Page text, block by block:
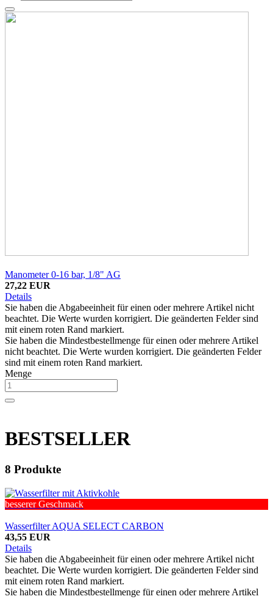
Manometer 0-16 bar, 1/8" AG
27,22 EUR
Details
Sie haben die Abgabeeinheit für einen oder mehrere Artikel nicht
beachtet. Die Werte wurden korrigiert. Die geänderten Felder sind
mit einem roten Rand markiert.
Sie haben die Mindestbestellmenge für einen oder mehrere Artikel
nicht beachtet. Die Werte wurden korrigiert. Die geänderten Felder
sind mit einem roten Rand markiert.
Menge
BESTSELLER
8 Produkte
besserer Geschmack
Wasserfilter AQUA SELECT CARBON
43,55 EUR
Details
Sie haben die Abgabeeinheit für einen oder mehrere Artikel nicht
beachtet. Die Werte wurden korrigiert. Die geänderten Felder sind
mit einem roten Rand markiert.
Sie haben die Mindestbestellmenge für einen oder mehrere Artikel